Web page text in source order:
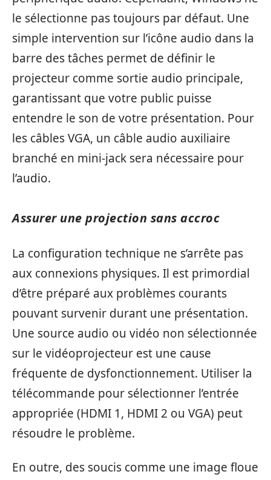
le sélectionne pas toujours par défaut. Une
simple intervention sur l’icône audio dans la
barre des tâches permet de définir le
projecteur comme sortie audio principale,
garantissant que votre public puisse
entendre le son de votre présentation. Pour
les câbles VGA, un câble audio auxiliaire
branché en mini-jack sera nécessaire pour
l’audio.
Assurer une projection sans accroc
La configuration technique ne s’arrête pas
aux connexions physiques. Il est primordial
d’être préparé aux problèmes courants
pouvant survenir durant une présentation.
Une source audio ou vidéo non sélectionnée
sur le vidéoprojecteur est une cause
fréquente de dysfonctionnement. Utiliser la
télécommande pour sélectionner l’entrée
appropriée (HDMI 1, HDMI 2 ou VGA) peut
résoudre le problème.
En outre, des soucis comme une image floue